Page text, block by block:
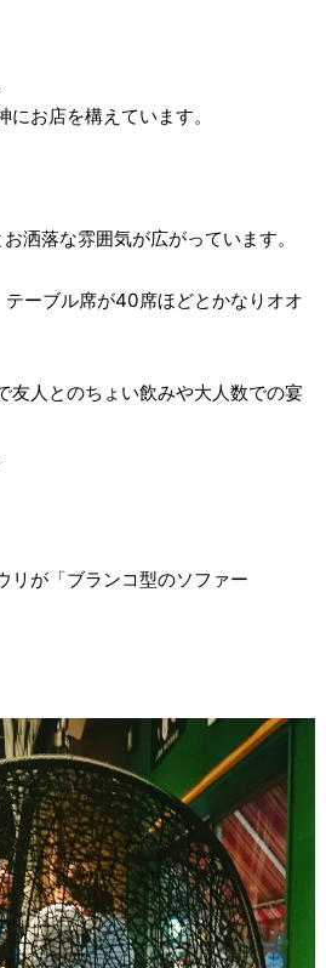
お店を構えています。
洒落な雰囲気が広がっています。
ーブル席が40席ほどとかなりオオ
友人とのちょい飲みや大人数での宴
リが「ブランコ型のソファー